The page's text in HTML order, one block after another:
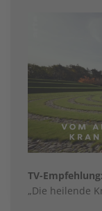
TV-Empfehlung:
„Die heilende